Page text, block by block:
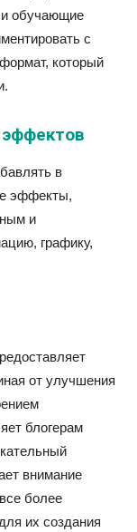
и обучающие
с
который
в
эффекты,
и
графику,
от улучшения
блогерам
внимание
более
их создания